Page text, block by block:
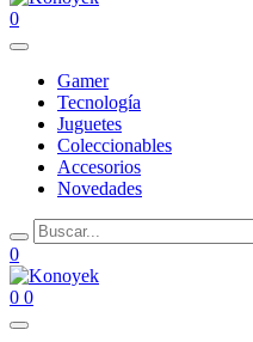
0
Gamer
Tecnología
Juguetes
Coleccionables
Accesorios
Novedades
0
0 0